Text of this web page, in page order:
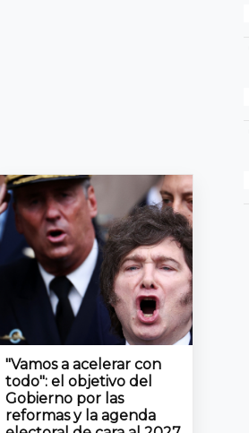
"Vamos a acelerar con
todo": el objetivo del
Gobierno por las
reformas y la agenda